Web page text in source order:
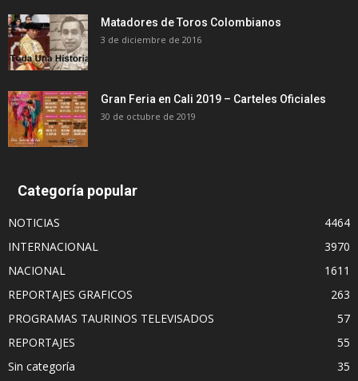
Matadores de Toros Colombianos
3 de diciembre de 2016
Gran Feria en Cali 2019 – Carteles Oficiales
30 de octubre de 2019
Categoría popular
NOTICIAS
4464
INTERNACIONAL
3970
NACIONAL
1611
REPORTAJES GRAFICOS
263
PROGRAMAS TAURINOS TELEVISADOS
57
REPORTAJES
55
Sin categoría
35